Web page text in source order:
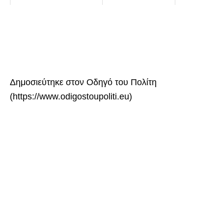
Δημοσιεύτηκε στον Οδηγό του Πολίτη
(https://www.odigostoupoliti.eu)